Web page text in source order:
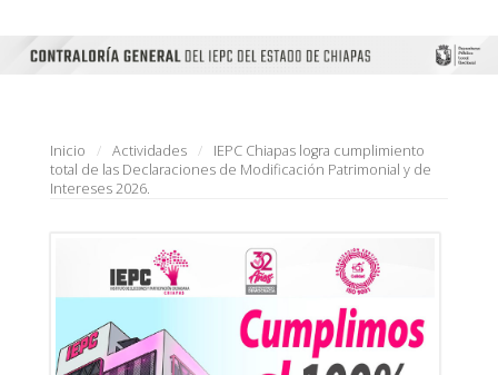
Inicio Actividades
IEPC Chiapas logra cumplimiento
total de las Declaraciones de Modificación Patrimonial y de
Intereses 2026.